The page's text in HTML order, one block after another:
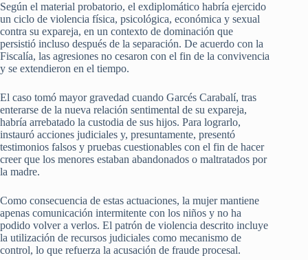
Según el material probatorio, el exdiplomático habría ejercido
un ciclo de violencia física, psicológica, económica y sexual
contra su expareja, en un contexto de dominación que
persistió incluso después de la separación. De acuerdo con la
Fiscalía, las agresiones no cesaron con el fin de la convivencia
y se extendieron en el tiempo.
El caso tomó mayor gravedad cuando Garcés Carabalí, tras
enterarse de la nueva relación sentimental de su expareja,
habría arrebatado la custodia de sus hijos. Para lograrlo,
instauró acciones judiciales y, presuntamente, presentó
testimonios falsos y pruebas cuestionables con el fin de hacer
creer que los menores estaban abandonados o maltratados por
la madre.
Como consecuencia de estas actuaciones, la mujer mantiene
apenas comunicación intermitente con los niños y no ha
podido volver a verlos. El patrón de violencia descrito incluye
la utilización de recursos judiciales como mecanismo de
control, lo que refuerza la acusación de fraude procesal.